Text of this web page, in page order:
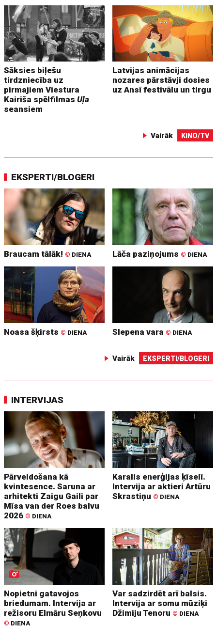
Sāksies biļešu
tirdzniecība uz
pirmajiem Viestura
Kairiša spēlfilmasUļa
seansiem
Latvijas animācijas
nozares pārstāvji dosies
uz Ansī festivālu un tirgu
Vairāk KINO/TV
EKSPERTI/BLOGERI
Braucam tālāk! © DIENA Lāča paziņojums © DIENA
Noasa šķirsts © DIENA Slepena vara © DIENA
Vairāk EKSPERTI/BLOGERI
INTERVIJAS
Pārveidošana kā
kvintesence. Saruna ar
arhitekti Zaigu Gaili par
Mīsa van der Roes balvu
2026 © DIENA
Karalis enerģijas ķīselī.
Intervija ar aktieri Artūru
Skrastiņu © DIENA
Nopietni gatavojos
briedumam. Intervija ar
režisoru Elmāru Seņkovu
© DIENA
Var sadzirdēt arī balsis.
Intervija ar somu mūziķi
Džimiju Tenoru © DIENA